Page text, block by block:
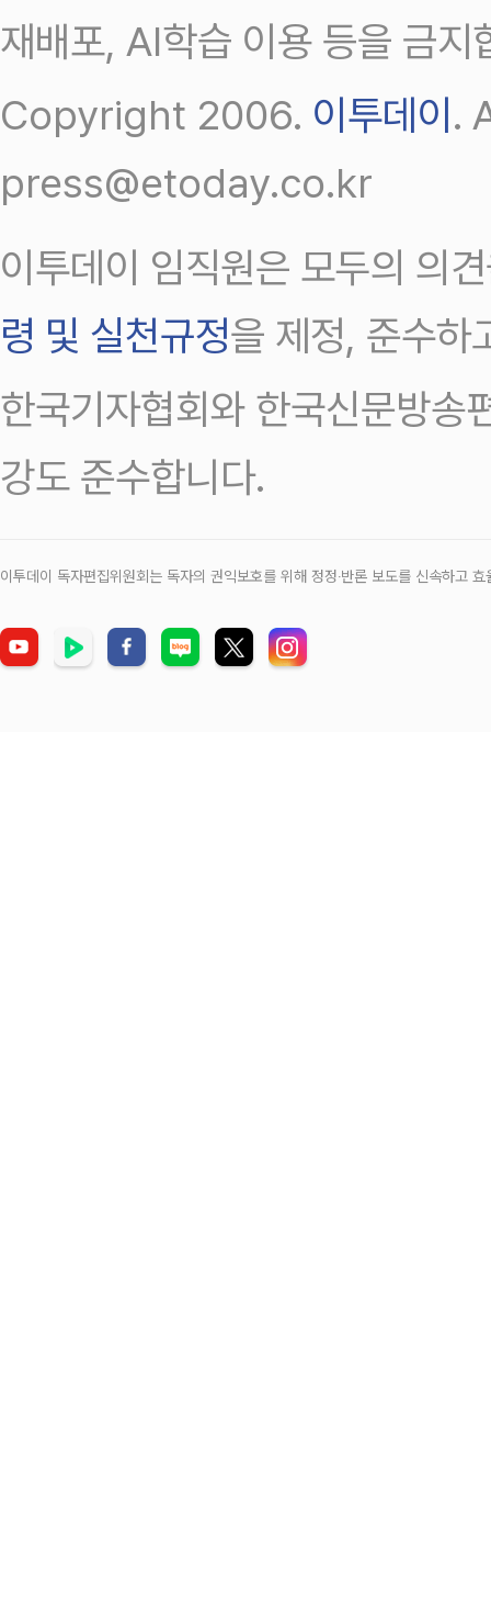
재배포, AI학습 이용 등을 금지
Copyright 2006. 이투데이 .
press@etoday.co.kr
이투데이 임직원은 모두의 의
령 및 실천규정을 제정, 준수하
한국기자협회와 한국신문방송
강도 준수합니다.
이투데이 독자편집위원회는 독자의 권익보호를 위해 정정‧반론 보도를 신속하고